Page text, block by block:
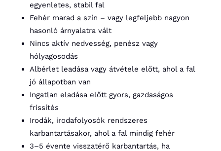
egyenletes, stabil fal
Fehér marad a szín – vagy legfeljebb nagyon
hasonló árnyalatra vált
Nincs aktív nedvesség, penész vagy
hólyagosodás
Albérlet leadása vagy átvétele előtt, ahol a fal
jó állapotban van
Ingatlan eladása előtt gyors, gazdaságos
frissítés
Irodák, irodafolyosók rendszeres
karbantartásakor, ahol a fal mindig fehér
3–5 évente visszatérő karbantartás, ha